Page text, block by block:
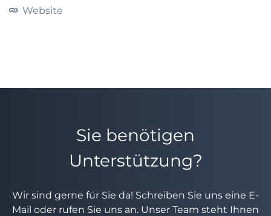
Website
Sie benötigen
Unterstützung?
Wir sind gerne für Sie da! Schreiben Sie uns eine E-
Mail oder rufen Sie uns an. Unser Team steht Ihnen